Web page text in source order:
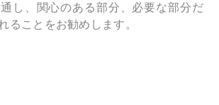
し、関心のある部分、必要な部分だ
ることをお勧めします。